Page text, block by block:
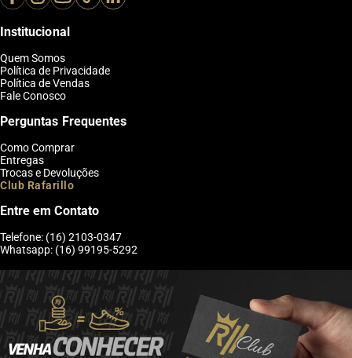
Institucional
Quem Somos
Política de Privacidade
Política de Vendas
Fale Conosco
Perguntas Frequentes
Como Comprar
Entregas
Trocas e Devoluções
Club Rafarillo
Entre em Contato
Telefone: (16) 2103-0347
Whatsapp: (16) 99195-5292